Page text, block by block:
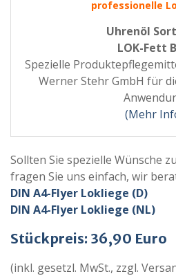
professionelle
Uhrenöl
LOK-Fett
Spezielle
Werner Stehr GmbH für
(Mehr
Sollten Sie spezielle Wünsche
fragen Sie uns einfach, wir
DIN A4-Flyer Lokliege (D)
DIN A4-Flyer Lokliege (NL)
Stückpreis: 36,90 Euro
(inkl. gesetzl. MwSt., zzgl.